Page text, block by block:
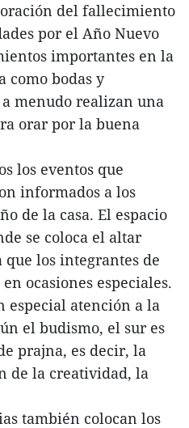
del fallecimiento
por el Año Nuevo
importantes en la
como bodas y
menudo realizan una
orar por la buena
los eventos que
informados a los
de la casa. El espacio
se coloca el altar
los integrantes de
ocasiones especiales.
especial atención a la
el budismo, el sur es
prajna, es decir, la
de la creatividad, la
también colocan los